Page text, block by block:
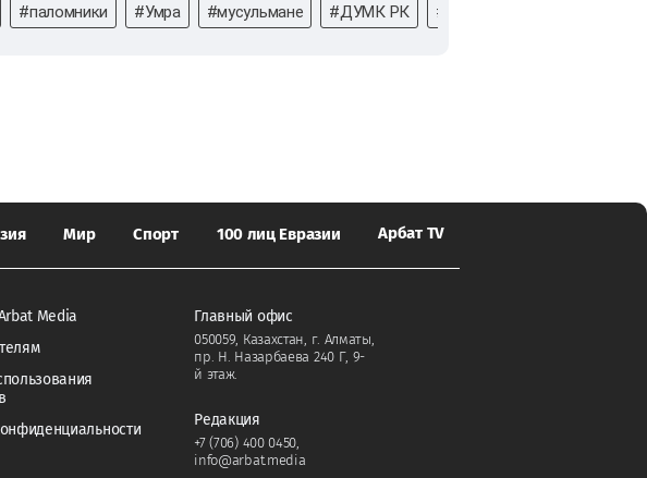
#паломники #Умра #мусульмане #ДУМК РК #ДУМК
Мир Спорт 100 лиц Евразии Арбат TV
Media
Главный офис
050059, Казахстан, г. Алматы,
пр. Н. Назарбаева 240 Г, 9-
й этаж.
Редакция
+7 (706) 400 0450
info@arbat.media